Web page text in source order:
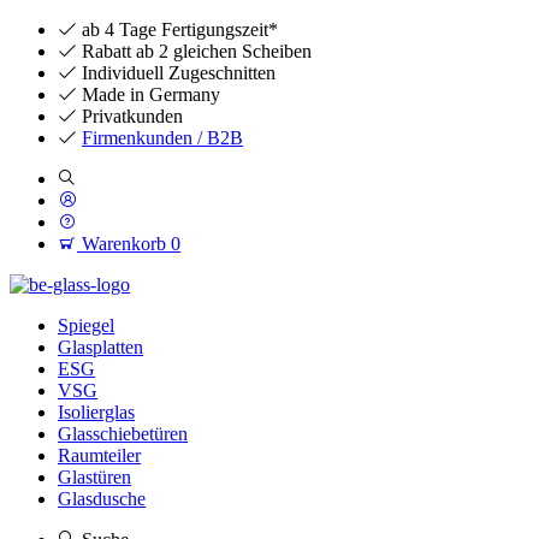
ab 4 Tage Fertigungszeit*
Rabatt ab 2 gleichen Scheiben
Individuell Zugeschnitten
Made in Germany
Privatkunden
Firmenkunden / B2B
Warenkorb 0
Spiegel
Glasplatten
ESG
VSG
Isolierglas
Glasschiebetüren
Raumteiler
Glastüren
Glasdusche